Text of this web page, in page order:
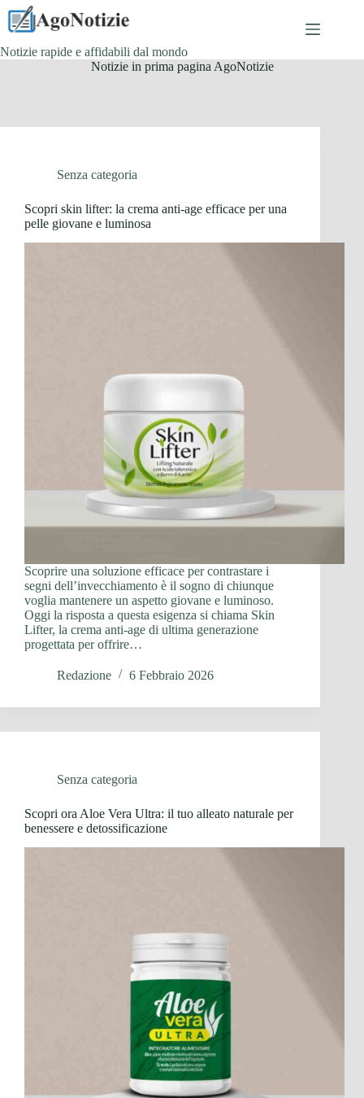
contenuto
Notizie rapide e affidabili dal mondo
Notizie in prima pagina AgoNotizie
Senza categoria
Scopri skin lifter: la crema anti-age efficace per una
pelle giovane e luminosa
Scoprire una soluzione efficace per contrastare i
segni dell’invecchiamento è il sogno di chiunque
voglia mantenere un aspetto giovane e luminoso.
Oggi la risposta a questa esigenza si chiama Skin
Lifter, la crema anti-age di ultima generazione
progettata per offrire…
Redazione 6 Febbraio 2026
Senza categoria
Scopri ora Aloe Vera Ultra: il tuo alleato naturale per
benessere e detossificazione